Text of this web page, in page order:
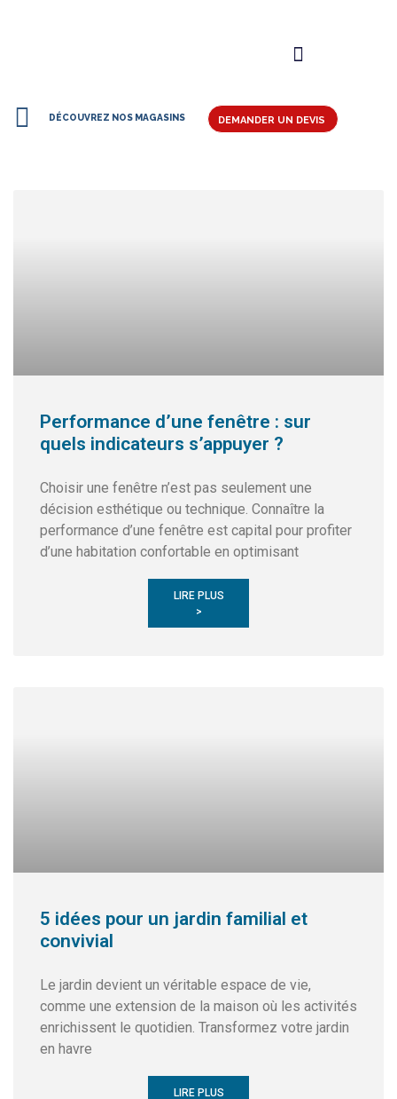
DÉCOUVREZ NOS MAGASINS DEMANDER UN DEVIS
Performance d’une fenêtre : sur
quels indicateurs s’appuyer ?
Choisir une fenêtre n’est pas seulement une
décision esthétique ou technique. Connaître la
performance d’une fenêtre est capital pour profiter
d’une habitation confortable en optimisant
LIRE PLUS
>
5 idées pour un jardin familial et
convivial
Le jardin devient un véritable espace de vie,
comme une extension de la maison où les activités
enrichissent le quotidien. Transformez votre jardin
en havre
LIRE PLUS